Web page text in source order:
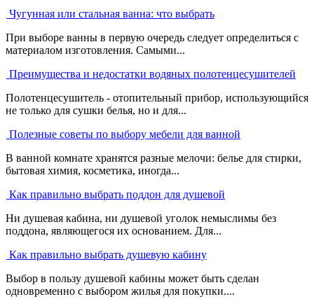
Чугунная или стальная ванна: что выбрать
При выборе ванны в первую очередь следует определиться с
материалом изготовления. Самыми...
Преимущества и недостатки водяных полотенцесушителей
Полотенцесушитель - отопительный прибор, использующийся
не только для сушки белья, но и для...
Полезные советы по выбору мебели для ванной
В ванной комнате хранятся разные мелочи: белье для стирки,
бытовая химия, косметика, иногда...
Как правильно выбрать поддон для душевой
Ни душевая кабина, ни душевой уголок немыслимы без
поддона, являющегося их основанием. Для...
Как правильно выбрать душевую кабину
Выбор в пользу душевой кабины может быть сделан
одновременно с выбором жилья для покупки....